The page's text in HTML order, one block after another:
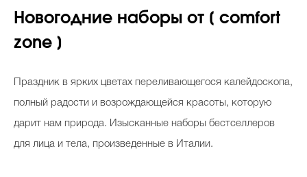
Новогодние наборы от [ comfort
zone ]
Праздник в ярких цветах переливающегося калейдоскопа,
полный радости и возрождающейся красоты, которую
дарит нам природа. Изысканные наборы бестселлеров
для лица и тела, произведенные в Италии.